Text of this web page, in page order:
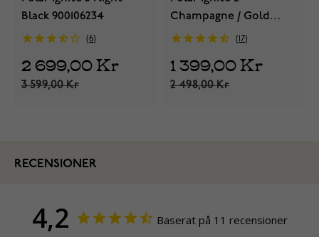
Black 900106234
6
2 699,00 Kr
3 599,00 Kr
Champagne / Gold
träningsklocka
17
1 399,00 Kr
2 498,00 Kr
RECENSIONER
4,2 Baserat på 11 recensioner